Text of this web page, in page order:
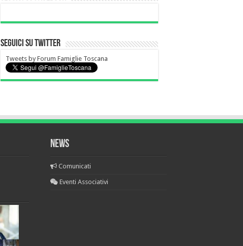
Seguici su Twitter
Tweets by Forum Famiglie Toscana
NEWS
Comunicati
Eventi Associativi